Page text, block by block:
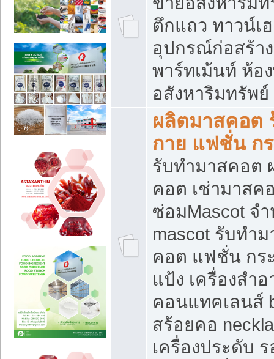
ตึกแถว ทาวน์เ
อุปกรณ์ก่อสร้า
พาร์ทเม้นท์ ห้อ
อสังหาริมทรัพ
ผลิตมาสคอต
กาย แฟชั่น กร
รับทำมาสคอต
คอต เช่ามาสค
ซ่อมMascot จ
mascot รับทำ
คอต แฟชั่น กระ
แป้ง เครื่องสำ
คอนแทคเลนส์
สร้อยคอ
เครื่องประดับ ร